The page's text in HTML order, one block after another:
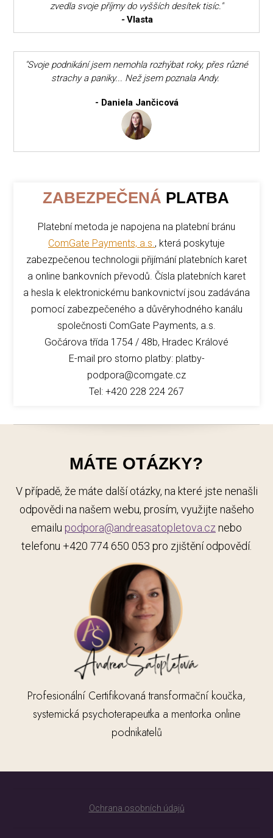
zvedla svoje příjmy do vyšších desítek tisíc."
-Vlasta
"Svoje podnikání jsem nemohla rozhýbat roky, přes různé
strachy a paniky... Než jsem poznala Andy.
- Daniela Jančicová
ZABEZPEČENÁ PLATBA
Platební metoda je napojena na platební bránu
ComGate Payments, a.s., která poskytuje
zabezpečenou technologii přijímání platebních karet
a online bankovních převodů. Čísla platebních karet
a hesla k elektronickému bankovnictví jsou zadávána
pomocí zabezpečeného a důvěryhodného kanálu
společnosti ComGate Payments, a.s.
Gočárova třída 1754 / 48b, Hradec Králové
E-mail pro storno platby: platby-
podpora@comgate.cz
Tel: +420 228 224 267
MÁTE OTÁZKY?
V případě, že máte další otázky, na které jste nenašli
odpovědi na našem webu, prosím, využijte našeho
emailu podpora@andreasatopletova.cznebo
telefonu +420 774 650 053 pro zjištění odpovědí.
Profesionální Certifikovaná transformační koučka,
systemická psychoterapeutka a mentorka online
podnikatelů
Ochrana osobních údajů